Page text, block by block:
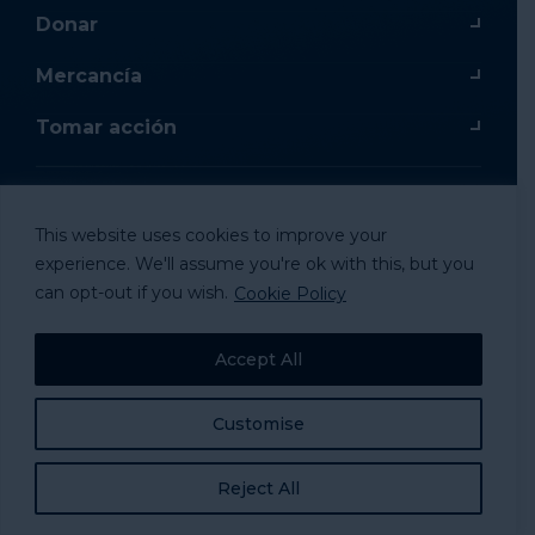
This website uses cookies to improve your
experience. We'll assume you're ok with this, but you
can opt-out if you wish. Cookie Policy
Customise
Reject All
Accept All
Donar
Mercancía
Tomar acción
© 2024 National Alliance to Homelessness, All
Rights Reserved.